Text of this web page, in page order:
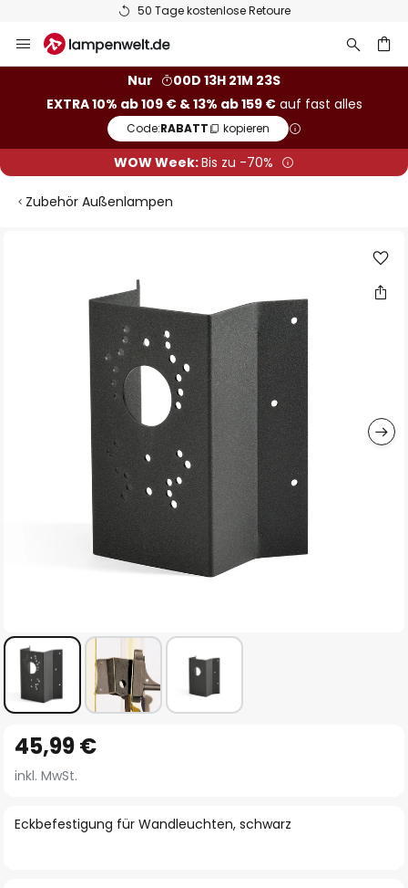
50 Tage kostenlose Retoure
Inhalt
Nur
00D 13H 21M 23S
EXTRA 10% ab 109 € & 13% ab 159 €auf fast alles
Code:RABATT kopieren
WOW Week:Bis zu -70%
Zubehör Außenlampen
Anfang
der
springen
Eckbefestigung für Wandleuchten, schwarz
45,99 €
inkl. MwSt.